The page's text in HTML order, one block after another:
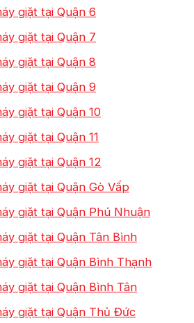
giặt tại Quận 6
giặt tại Quận 7
giặt tại Quận 8
giặt tại Quận 9
giặt tại Quận 10
giặt tại Quận 11
giặt tại Quận 12
giặt tại Quận Gò Vấp
giặt tại Quận Phú Nhuận
giặt tại Quận Tân Bình
giặt tại Quận Bình Thạnh
giặt tại Quận Bình Tân
giặt tại Quận Thủ Đức